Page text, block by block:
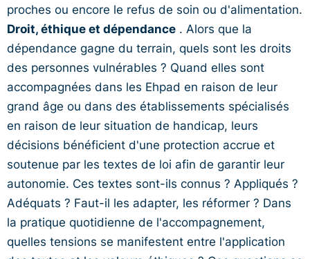
proches ou encore le refus de soin ou d'alimentation.
Droit, éthique et dépendance . Alors que la
dépendance gagne du terrain, quels sont les droits
des personnes vulnérables ? Quand elles sont
accompagnées dans les Ehpad en raison de leur
grand âge ou dans des établissements spécialisés
en raison de leur situation de handicap, leurs
décisions bénéficient d'une protection accrue et
soutenue par les textes de loi afin de garantir leur
autonomie. Ces textes sont-ils connus ? Appliqués ?
Adéquats ? Faut-il les adapter, les réformer ? Dans
la pratique quotidienne de l'accompagnement,
quelles tensions se manifestent entre l'application